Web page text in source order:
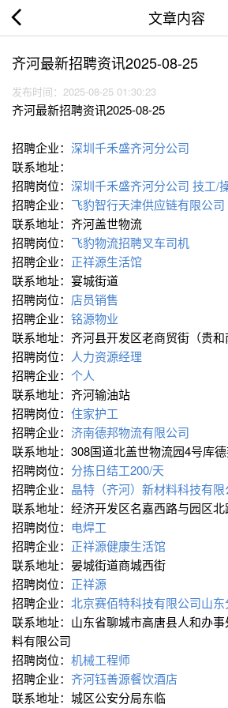
文章内容
齐河最新招聘资讯2025-08-25
发布时间：2025-08-25 01:30:23
齐河最新招聘资讯2025-08-25
招聘企业： 深圳千禾盛齐河分公司
联系地址：
招聘岗位： 深圳千禾盛齐河分公司 技工/
招聘企业： 飞豹智行天津供应链有限公司
联系地址：齐河盖世物流
招聘岗位： 飞豹物流招聘叉车司机
招聘企业： 正祥源生活馆
联系地址：宴城街道
招聘岗位： 店员销售
招聘企业： 铭源物业
联系地址：齐河县开发区老商贸街（贵和
招聘岗位： 人力资源经理
招聘企业： 个人
联系地址：齐河输油站
招聘岗位： 住家护工
招聘企业： 济南德邦物流有限公司
联系地址：308国道北盖世物流园4号库
招聘岗位： 分拣日结工200/天
招聘企业： 晶特（齐河）新材料科技有限
联系地址：经济开发区名嘉西路与园区北
招聘岗位： 电焊工
招聘企业： 正祥源健康生活馆
联系地址：晏城街道商城西街
招聘岗位： 正祥源
招聘企业： 北京赛佰特科技有限公司山东
联系地址：山东省聊城市高唐县人和办
料有限公司
招聘岗位： 机械工程师
招聘企业： 齐河钰善源餐饮酒店
联系地址：城区公安分局东临